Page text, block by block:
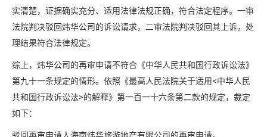
实清楚，证据确实充分、适用法律法规正确，符合法定程序。一审
法院判决驳回炜华公司的诉讼请求，二审法院判决驳回其上诉，处
理结果符合法律规定。
综上，炜华公司的再审申请不符合《中华人民共和国行政诉讼法》
第九十一条规定的情形。依照《最高人民法院关于适用<中华人民
共和国行政诉讼法>的解释》第一百一十六条第二款的规定，裁定
如下：